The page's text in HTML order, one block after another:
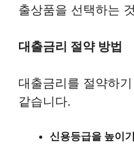
출상품을 선택하는
대출금리 절약 방법
대출금리를 절약하
같습니다.
신용등급을 높이